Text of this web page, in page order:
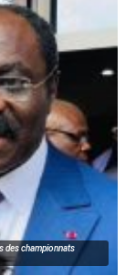
des championnats